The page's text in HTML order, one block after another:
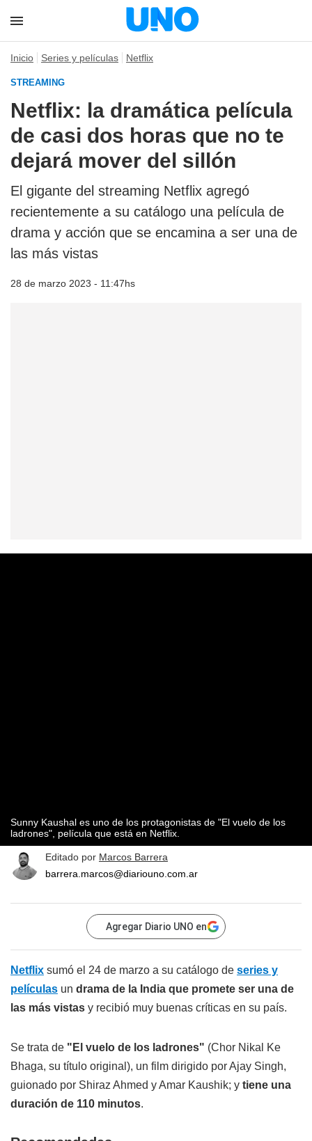
Inicio Series y películas Netflix
STREAMING
Netflix: la dramática película
de casi dos horas que no te
dejará mover del sillón
El gigante del streaming Netflix agregó
recientemente a su catálogo una película de
drama y acción que se encamina a ser una de
las más vistas
28 de marzo 2023 - 11:47hs
Sunny Kaushal es uno de los protagonistas de "El vuelo de los
ladrones", película que está en Netflix.
Editado por Marcos Barrera
barrera.marcos@diariouno.com.ar
Agregar Diario UNO en
Netflix sumó el 24 de marzo a su catálogo de series y
películas un drama de la India que promete ser una de
las más vistas y recibió muy buenas críticas en su país.
Se trata de "El vuelo de los ladrones" (Chor Nikal Ke
Bhaga, su título original), un film dirigido por Ajay Singh,
guionado por Shiraz Ahmed y Amar Kaushik; y tiene una
duración de 110 minutos.